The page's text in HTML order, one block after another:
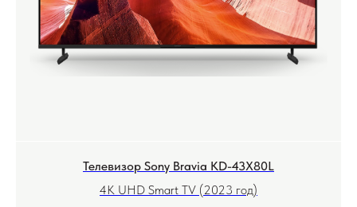
Телевизор Sony Bravia KD-43X80L
4K UHD Smart TV (2023 год)